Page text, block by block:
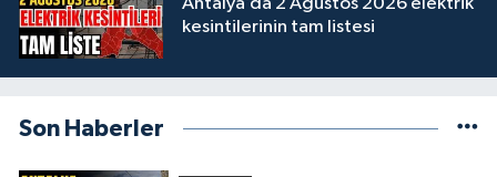
kesintilerinin tam listesi
Son Haberler